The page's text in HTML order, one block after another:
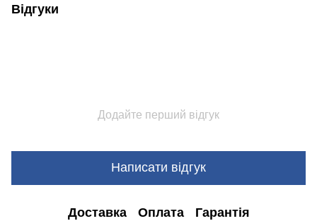
Відгуки
Додайте перший відгук
Написати відгук
Доставка Оплата Гарантія